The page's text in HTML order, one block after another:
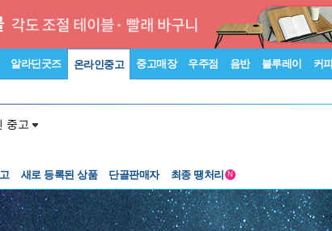
알라딘굿즈 온라인중고 중고매장 우주점 음반 블루레이 커피
중고
새로 등록된 상품 단골판매자 최종 땡처리 N